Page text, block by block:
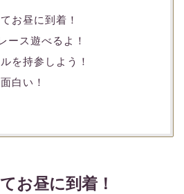
お昼に到着！
ース遊べるよ！
を持参しよう！
白い！
お昼に到着！